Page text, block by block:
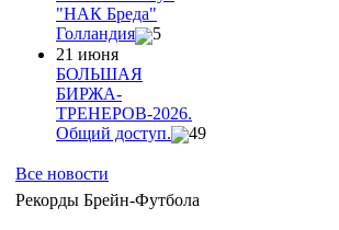
"НАК Бреда"
Голландия
5
21 июня
БОЛЬШАЯ
БИРЖА-
ТРЕНЕРОВ-2026.
Общий доступ.
49
Все новости
Рекорды Брейн-Футбола